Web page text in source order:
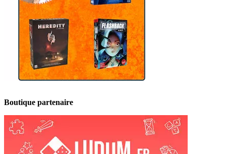
Boutique partenaire